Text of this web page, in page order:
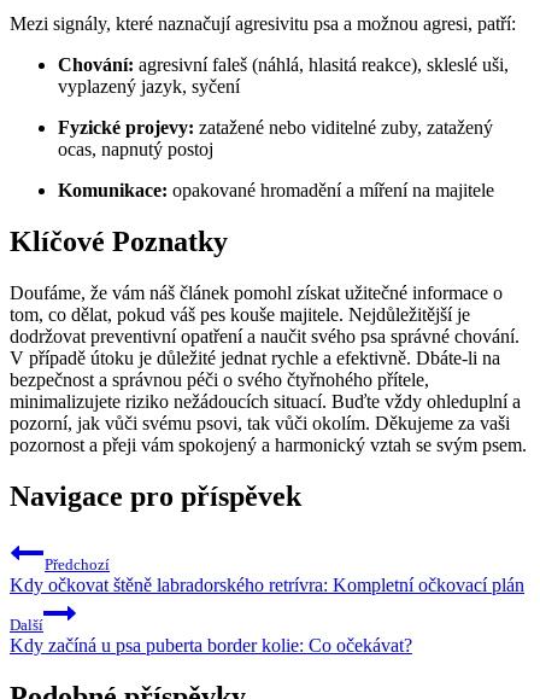
Mezi signály, které naznačují agresivitu psa a⁤ možnou agresi, patří:
Chování: agresivní faleš (náhlá, ⁣hlasitá reakce), skleslé uši,
vyplazený jazyk,‍ syčení
Fyzické projevy: zatažené nebo viditelné zuby, zatažený
ocas, ⁢napnutý postoj
Komunikace: opakované hromadění a míření na ‍majitele
Klíčové Poznatky
Doufáme, že⁤ vám náš ⁣článek pomohl získat užitečné​ informace o‌
tom,⁣ co dělat,​ pokud ‌váš​ pes‍ kouše majitele.‌ Nejdůležitější je
dodržovat preventivní opatření a naučit ‌svého psa správné chování. ​
V ⁤případě útoku je důležité‍ jednat rychle a efektivně. Dbáte-li na
bezpečnost a správnou péči ⁣o svého čtyřnohého přítele,
minimalizujete riziko nežádoucích situací. Buďte vždy ohleduplní‌ a
pozorní,⁣ jak vůči ⁤svému psovi, tak vůči ⁣okolím. Děkujeme za vaši⁢
pozornost ⁣a​ přeji vám spokojený a harmonický vztah‍ se svým psem.
Navigace pro příspěvek
Předchozí
Kdy očkovat štěně labradorského retrívra: Kompletní očkovací plán
Další
Kdy začíná u psa puberta border kolie: Co očekávat?